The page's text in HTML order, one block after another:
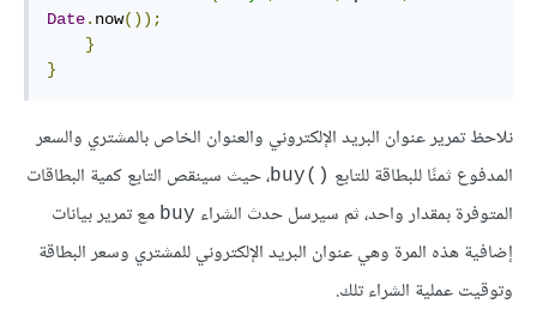
Date. now());
}
}
نلاحظ تمرير عنوان البريد الإلكتروني والعنوان الخاص بالمشتري والسعر
المدفوع ثمنًا للبطاقة للتابع ‎buy()‎، حيث سينقص التابع كمية البطاقات
المتوفرة بمقدار واحد، ثم سيرسل حدث الشراء ‎buy‎ مع تمرير بيانات
إضافية هذه المرة وهي عنوان البريد الإلكتروني للمشتري وسعر البطاقة
وتوقيت عملية الشراء تلك.